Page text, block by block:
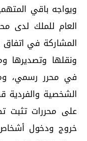
ويواجه باقي
العام للملك لدى
المشاركة في
ونقلها وتصديرها
في محرر رسمي،
الشخصية والفردية
على محررات تثبت
خروج ودخول أشخاص